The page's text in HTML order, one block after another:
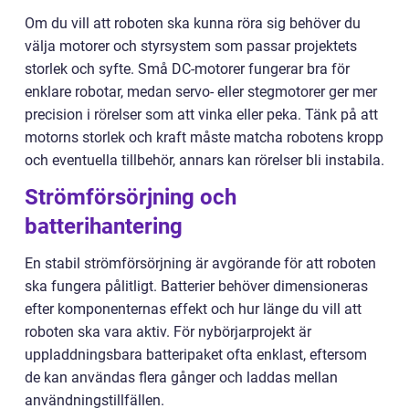
Om du vill att roboten ska kunna röra sig behöver du
välja motorer och styrsystem som passar projektets
storlek och syfte. Små DC-motorer fungerar bra för
enklare robotar, medan servo- eller stegmotorer ger mer
precision i rörelser som att vinka eller peka. Tänk på att
motorns storlek och kraft måste matcha robotens kropp
och eventuella tillbehör, annars kan rörelser bli instabila.
Strömförsörjning och
batterihantering
En stabil strömförsörjning är avgörande för att roboten
ska fungera pålitligt. Batterier behöver dimensioneras
efter komponenternas effekt och hur länge du vill att
roboten ska vara aktiv. För nybörjarprojekt är
uppladdningsbara batteripaket ofta enklast, eftersom
de kan användas flera gånger och laddas mellan
användningstillfällen.